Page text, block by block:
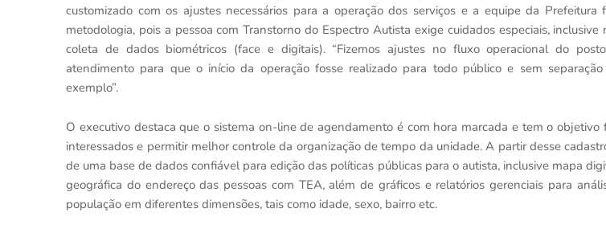
customizado com os ajustes necessários para a operação dos serviços e a equipe da Prefeitura
metodologia, pois a pessoa com Transtorno do Espectro Autista exige cuidados especiais,
coleta de dados biométricos (face e digitais). “Fizemos ajustes no fluxo operacional do
atendimento para que o início da operação fosse realizado para todo público e sem
exemplo”.
O executivo destaca que o sistema on-line de agendamento é com hora marcada e tem o objetivo
interessados e permitir melhor controle da organização de tempo da unidade. A partir desse
de uma base de dados confiável para edição das políticas públicas para o autista, inclusive mapa
geográfica do endereço das pessoas com TEA, além de gráficos e relatórios gerenciais para
população em diferentes dimensões, tais como idade, sexo, bairro etc.